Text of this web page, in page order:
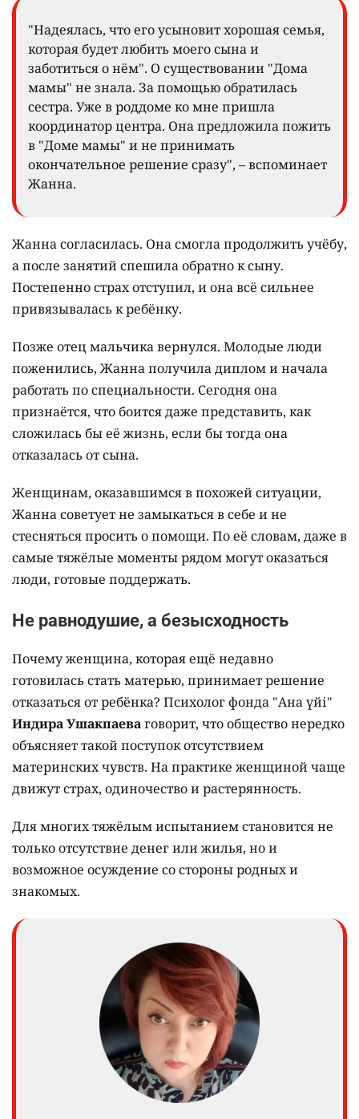
"Надеялась, что его усыновит хорошая семья,
которая будет любить моего сына и
заботиться о нём". О существовании "Дома
мамы" не знала. За помощью обратилась
сестра. Уже в роддоме ко мне пришла
координатор центра. Она предложила пожить
в "Доме мамы" и не принимать
окончательное решение сразу", – вспоминает
Жанна.
Жанна согласилась. Она смогла продолжить учёбу,
а после занятий спешила обратно к сыну.
Постепенно страх отступил, и она всё сильнее
привязывалась к ребёнку.
Позже отец мальчика вернулся. Молодые люди
поженились, Жанна получила диплом и начала
работать по специальности. Сегодня она
признаётся, что боится даже представить, как
сложилась бы её жизнь, если бы тогда она
отказалась от сына.
Женщинам, оказавшимся в похожей ситуации,
Жанна советует не замыкаться в себе и не
стесняться просить о помощи. По её словам, даже в
самые тяжёлые моменты рядом могут оказаться
люди, готовые поддержать.
Не равнодушие, а безысходность
Почему женщина, которая ещё недавно
готовилась стать матерью, принимает решение
отказаться от ребёнка? Психолог фонда "Ана үйі"
Индира Ушакпаеваговорит, что общество нередко
объясняет такой поступок отсутствием
материнских чувств. На практике женщиной чаще
движут страх, одиночество и растерянность.
Для многих тяжёлым испытанием становится не
только отсутствие денег или жилья, но и
возможное осуждение со стороны родных и
знакомых.